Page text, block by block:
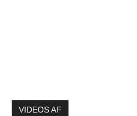
VIDEOS AF